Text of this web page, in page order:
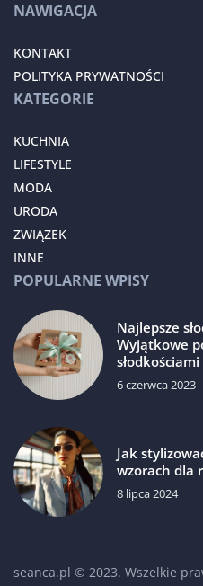
NAWIGACJA
KONTAKT
POLITYKA PRYWATNOŚCI
KATEGORIE
KUCHNIA
LIFESTYLE
MODA
URODA
ZWIĄZEK
INNE
POPULARNE WPISY
Najlepsze
Wyjątkowe
słodkościami
6 czerwca 2023
Jak
wzorach dla
8 lipca 2024
seanca.pl © 2023. Wszelkie